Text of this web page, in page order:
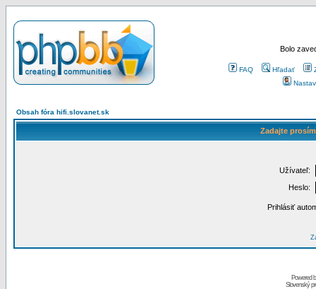
Bolo
FAQ Hľadať
Obsah fóra hifi.slovanet.sk
Zadajte
Užívateľ:
Heslo:
Prihlásiť
Powered
Slovenský